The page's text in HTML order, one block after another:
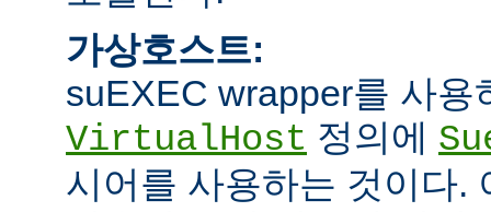
가상호스트:
suEXEC wrapper를 사용
VirtualHost 정의에
시어를 사용하는 것이다.